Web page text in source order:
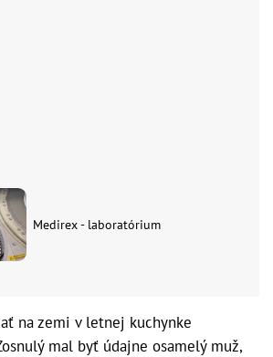
Medirex - laboratórium
na zemi v letnej kuchynke
mal byť údajne osamelý muž,